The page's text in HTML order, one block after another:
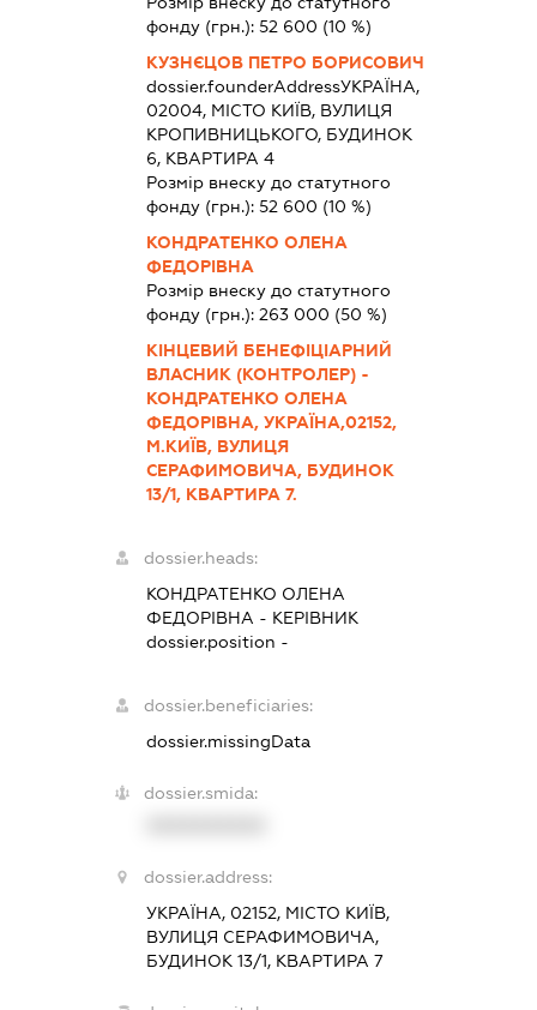
фонду (грн.): 52 600 (10 %)
КУЗНЄЦОВ ПЕТРО БОРИСОВИЧ
dossier.founderAddressУКРАЇНА,
02004, МІСТО КИЇВ, ВУЛИЦЯ
КРОПИВНИЦЬКОГО, БУДИНОК
6, КВАРТИРА 4
Розмір внеску до статутного
фонду (грн.): 52 600 (10 %)
КОНДРАТЕНКО ОЛЕНА
ФЕДОРІВНА
Розмір внеску до статутного
фонду (грн.): 263 000 (50 %)
КІНЦЕВИЙ БЕНЕФІЦІАРНИЙ
ВЛАСНИК (КОНТРОЛЕР) -
КОНДРАТЕНКО ОЛЕНА
ФЕДОРІВНА, УКРАЇНА,02152,
М.КИЇВ, ВУЛИЦЯ
СЕРАФИМОВИЧА, БУДИНОК
13/1, КВАРТИРА 7.
dossier.heads:
КОНДРАТЕНКО ОЛЕНА
ФЕДОРІВНА - КЕРІВНИК
dossier.position -
dossier.beneficiaries:
dossier.missingData
dossier.smida:
dossier.address:
УКРАЇНА, 02152, МІСТО КИЇВ,
ВУЛИЦЯ СЕРАФИМОВИЧА,
БУДИНОК 13/1, КВАРТИРА 7